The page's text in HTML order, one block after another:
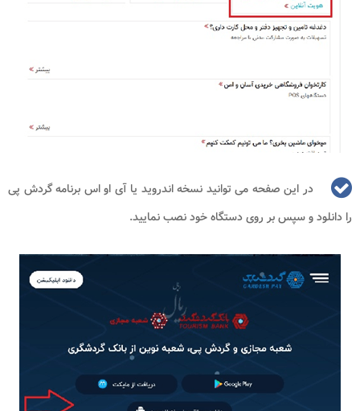
در این صفحه می توانید نسخه اندروید یا آی او اس برنامه گردش پی
را دانلود و سپس بر روی دستگاه خود نصب نمایید.